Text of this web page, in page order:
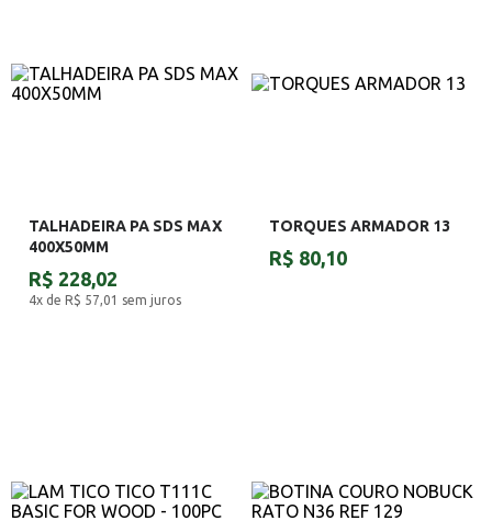
TALHADEIRA PA SDS MAX
400X50MM
R$ 228,02
4x de R$ 57,01 sem juros
TORQUES ARMADOR 13
R$ 80,10